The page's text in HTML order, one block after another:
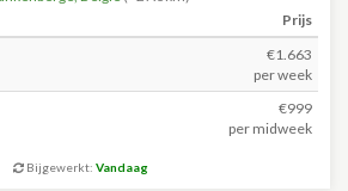
Prijs
€1.663
per week
€999
per midweek
Bijgewerkt: Vandaag